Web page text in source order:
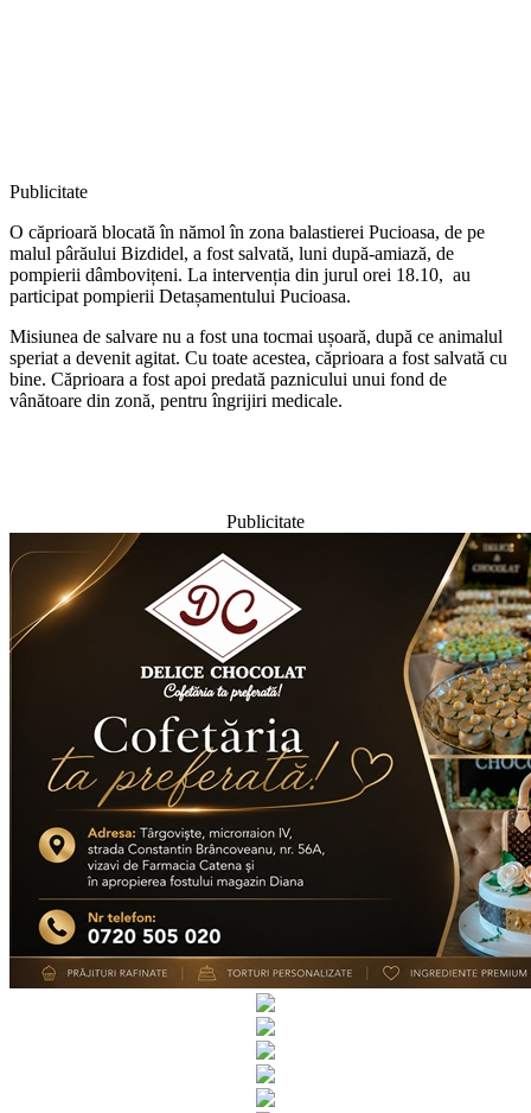
Publicitate
O căprioară blocată în nămol în zona balastierei Pucioasa, de pe
malul pârăului Bizdidel, a fost salvată, luni după-amiază, de
pompierii dâmbovițeni. La intervenția din jurul orei 18.10, au
participat pompierii Detașamentului Pucioasa.
Misiunea de salvare nu a fost una tocmai ușoară, după ce animalul
speriat a devenit agitat. Cu toate acestea, căprioara a fost salvată cu
bine. Căprioara a fost apoi predată paznicului unui fond de
vânătoare din zonă, pentru îngrijiri medicale.
Publicitate